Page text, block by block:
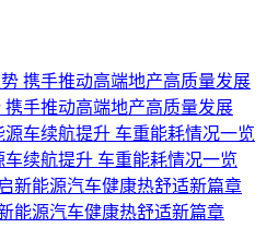
手推动高端地产高质量发展
续航提升 车重能耗情况一览
能源汽车健康热舒适新篇章